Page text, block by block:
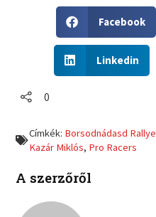
h
a
r
o
k
Facebook
h
a
n
l
n
e
Linkedin
0
Címkék: Borsodnádasd Rallye
Kazár Miklós, Pro Racers
A szerzőről